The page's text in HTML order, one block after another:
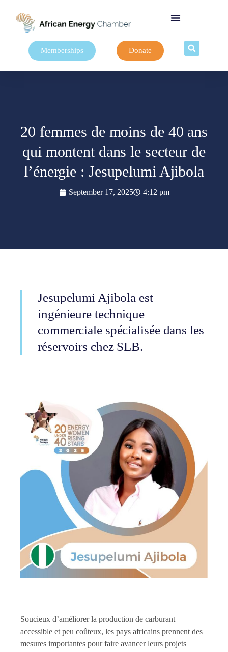
Memberships Donate
20 femmes de moins de 40 ans
qui montent dans le secteur de
l’énergie : Jesupelumi Ajibola
September 17, 2025 4:12 pm
Jesupelumi Ajibola est
ingénieure technique
commerciale spécialisée dans les
réservoirs chez SLB.
Soucieux d’améliorer la production de carburant
accessible et peu coûteux, les pays africains prennent des
mesures importantes pour faire avancer leurs projets